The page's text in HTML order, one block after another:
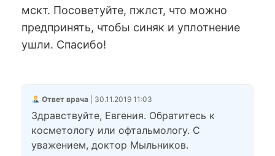
мскт. Посоветуйте, пжлст, что можно
предпринять, чтобы синяк и уплотнение
ушли. Спасибо!
Ответ врача| 30.11.2019 11:03
Здравствуйте, Евгения. Обратитесь к
косметологу или офтальмологу. С
уважением, доктор Мыльников.